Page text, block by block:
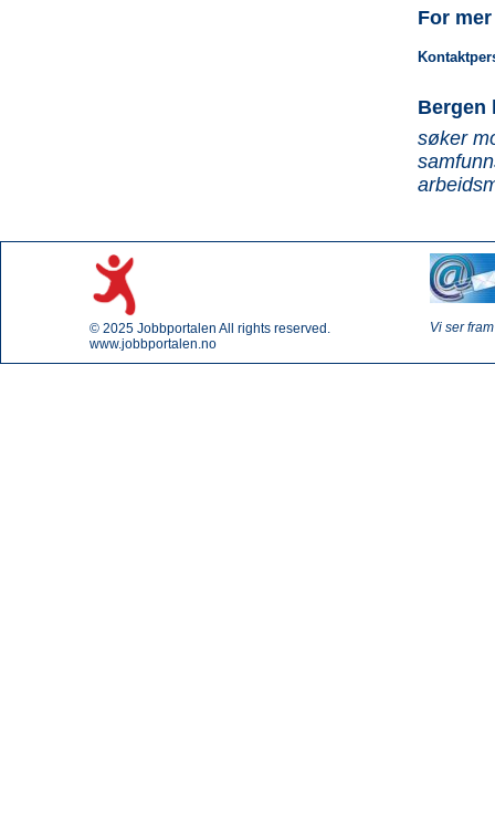
For
Bergen
søker
© 2025 Jobbportalen All rights reserved.
www.jobbportalen.no
Vi ser